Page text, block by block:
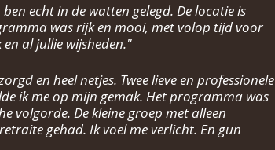
echt in de watten gelegd. De locatie is
was rijk en mooi, met volop tijd voor
al jullie wijsheden."
en heel netjes. Twee lieve en professionele
ik me op mijn gemak. Het programma was
volgorde. De kleine groep met alleen
gehad. Ik voel me verlicht. En gun